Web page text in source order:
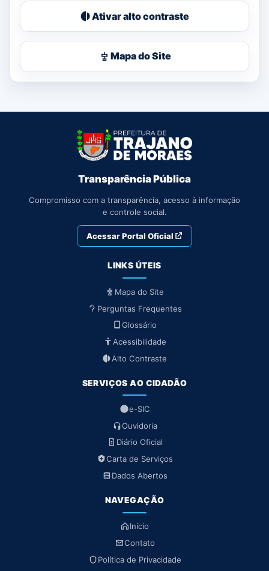
Ativar alto contraste
Mapa do Site
Transparência Pública
Compromisso com a transparência, acesso à informação
e controle social.
Acessar Portal Oficial
LINKS ÚTEIS
Mapa do Site
Perguntas Frequentes
Glossário
Acessibilidade
Alto Contraste
SERVIÇOS AO CIDADÃO
e-SIC
Ouvidoria
Diário Oficial
Carta de Serviços
Dados Abertos
NAVEGAÇÃO
Início
Contato
Política de Privacidade